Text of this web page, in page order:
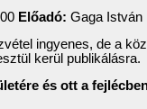
Előadó: Gaga István
ingyenes, de a
kerül publikálásra.
és ott a